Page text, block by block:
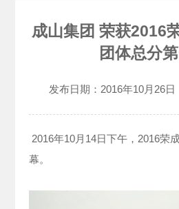
成山集团 荣获2016
团体总分
发布日期： 2016年10月26日
2016年10月14日下午，2016荣
幕。